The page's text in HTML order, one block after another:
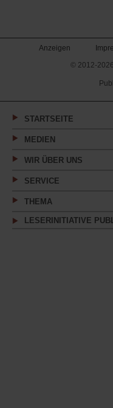
Anzeigen
© 2012-
STARTSEITE
MEDIEN
WIR ÜBER UNS
SERVICE
THEMA
LESERINITIATIVE